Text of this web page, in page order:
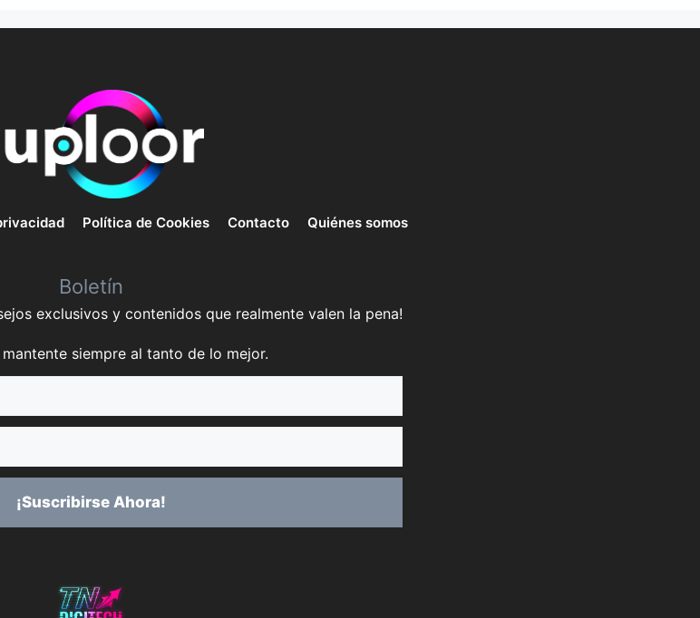
Política de Cookies Contacto Quiénes somos
Boletín
exclusivos y contenidos que realmente valen la pena!
siempre al tanto de lo mejor.
¡Suscribirse Ahora!